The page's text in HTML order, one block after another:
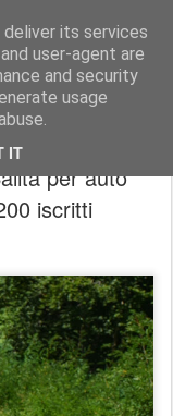
its services
user-agent are
and security
usage
IT
News 280912
Tricolore e
per auto
iscritti